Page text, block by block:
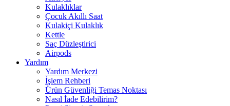
Kulaklıklar
Çocuk Akıllı Saat
Kulakiçi Kulaklık
Kettle
Saç Düzleştirici
Airpods
Yardım
Yardım Merkezi
İşlem Rehberi
Ürün Güvenliği Temas Noktası
Nasıl İade Edebilirim?